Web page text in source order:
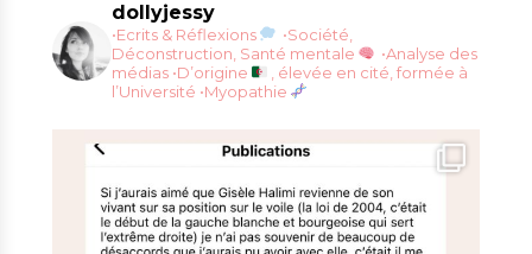
dollyjessy
•Ecrits & Réflexions
•Société,
Déconstruction, Santé mentale
•Analyse des
médias •D’origine
, élevée en cité, formée à
l’Université •Myopathie